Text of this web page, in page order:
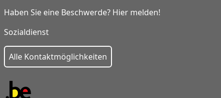
Haben Sie eine Beschwerde? Hier melden!
Sozialdienst
Alle Kontaktmöglichkeiten